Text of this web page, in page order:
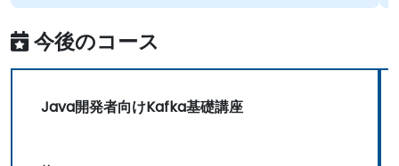
今後のコース
Java開発者向けKafka基礎講座